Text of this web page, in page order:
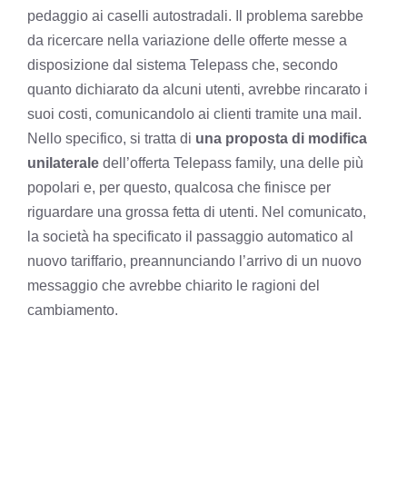
pedaggio ai caselli autostradali. Il problema sarebbe
da ricercare nella variazione delle offerte messe a
disposizione dal sistema Telepass che, secondo
quanto dichiarato da alcuni utenti, avrebbe rincarato i
suoi costi, comunicandolo ai clienti tramite una mail.
Nello specifico, si tratta di una proposta di modifica
unilaterale dell’offerta Telepass family, una delle più
popolari e, per questo, qualcosa che finisce per
riguardare una grossa fetta di utenti. Nel comunicato,
la società ha specificato il passaggio automatico al
nuovo tariffario, preannunciando l’arrivo di un nuovo
messaggio che avrebbe chiarito le ragioni del
cambiamento.